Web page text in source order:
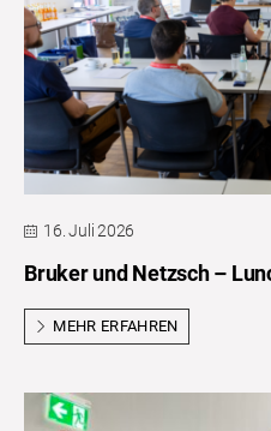
16. Juli 2026
Bruker und Netzsch –
MEHR ERFAHREN